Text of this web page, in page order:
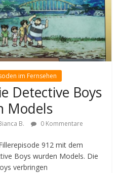
im Fernsehen
Detective Boys
Models
B. 0 Kommentare
912 mit dem
Boys wurden Models. Die
verbringen